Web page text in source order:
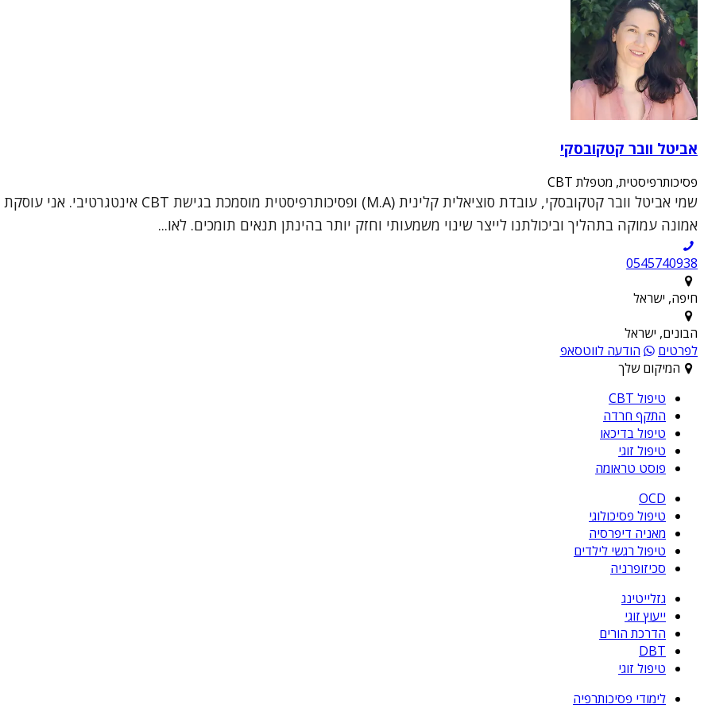
אביטל וובר קטקובסקי
פסיכותרפיסטית, מטפלת CBT
אמונה עמוקה בתהליך וביכולתנו לייצר שינוי משמעותי וחזק יותר בהינתן תנאים תומכים. לאו...
0545740938
חיפה, ישראל
הבונים, ישראל
לפרטים
הודעה לווטסאפ
המיקום שלך
טיפול CBT
התקף חרדה
טיפול בדיכאו
טיפול זוגי
פוסט טראומה
OCD
טיפול פסיכולוגי
מאניה דיפרסיה
טיפול רגשי לילדים
סכיזופרניה
גזלייטינג
ייעוץ זוגי
הדרכת הורים
DBT
טיפול זוגי
לימודי פסיכותרפיה